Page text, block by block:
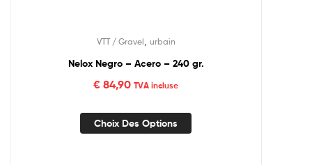
VTT / Gravel urbain
Nelox Negro – Acero – 240 gr.
€ 84,90 TVA incluse
Choix Des Options